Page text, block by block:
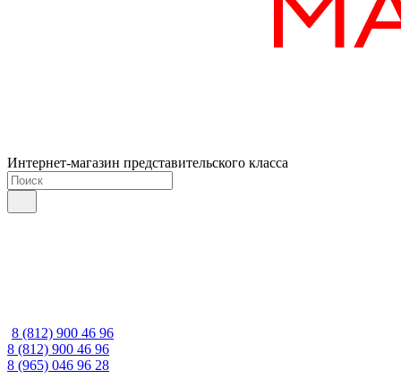
Интернет-магазин представительского класса
8 (812) 900 46 96
8 (812) 900 46 96
8 (965) 046 96 28